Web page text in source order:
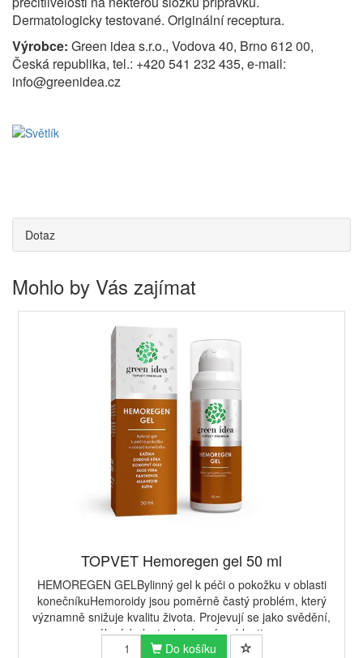
Dermatologicky testované. Originální receptura.
Výrobce: Green idea s.r.o., Vodova 40, Brno 612 00,
Česká republika, tel.: +420 541 232 435, e-mail:
info@greenidea.cz
Dotaz
Mohlo by Vás zajímat
TOPVET Hemoregen gel 50 ml
HEMOREGEN GELBylinný gel k péči o pokožku v oblasti
konečníkuHemoroidy jsou poměrně častý problém, který
významně snižuje kvalitu života. Projevují se jako svědění,
pálení, bolest a krvácení v oblasti...
Do košíku